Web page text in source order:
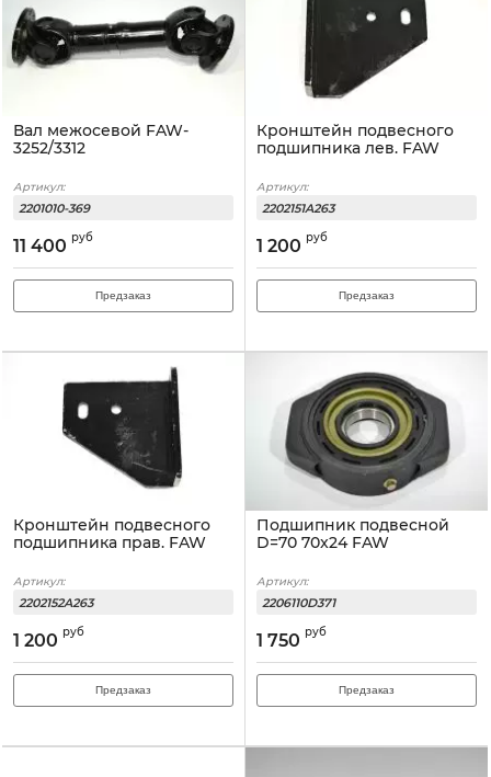
Вал межосевой FAW-
3252/3312
Артикул:
2201010-369
11 400 руб
Предзаказ
Кронштейн подвесного
подшипника лев. FAW
Артикул:
2202151A263
1 200 руб
Предзаказ
Кронштейн подвесного
подшипника прав. FAW
Артикул:
2202152A263
1 200 руб
Предзаказ
Подшипник подвесной
D=70 70x24 FAW
Артикул:
2206110D371
1 750 руб
Предзаказ